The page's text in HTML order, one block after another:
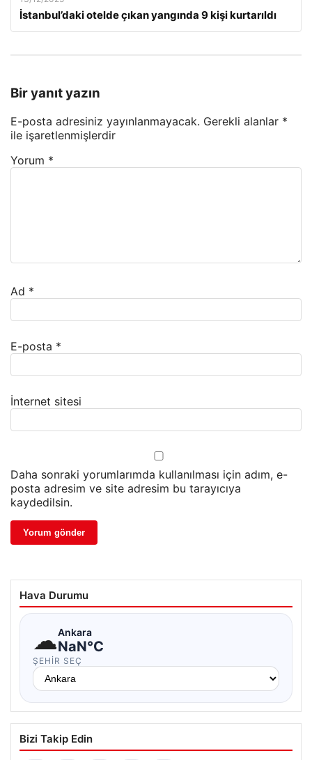
İstanbul’daki otelde çıkan yangında 9 kişi kurtarıldı
Bir yanıt yazın
E-posta adresiniz yayınlanmayacak. Gerekli alanlar *
ile işaretlenmişlerdir
Yorum *
Ad *
E-posta *
İnternet sitesi
Daha sonraki yorumlarımda kullanılması için adım, e-
posta adresim ve site adresim bu tarayıcıya
kaydedilsin.
Hava Durumu
☁Ankara
NaN°C
ŞEHIR SEÇ
Bizi Takip Edin